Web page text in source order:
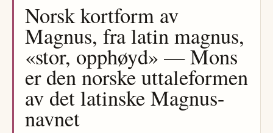
Norsk kortform av
Magnus, fra latin magnus,
«stor, opphøyd» — Mons
er den norske uttaleformen
av det latinske Magnus-
navnet